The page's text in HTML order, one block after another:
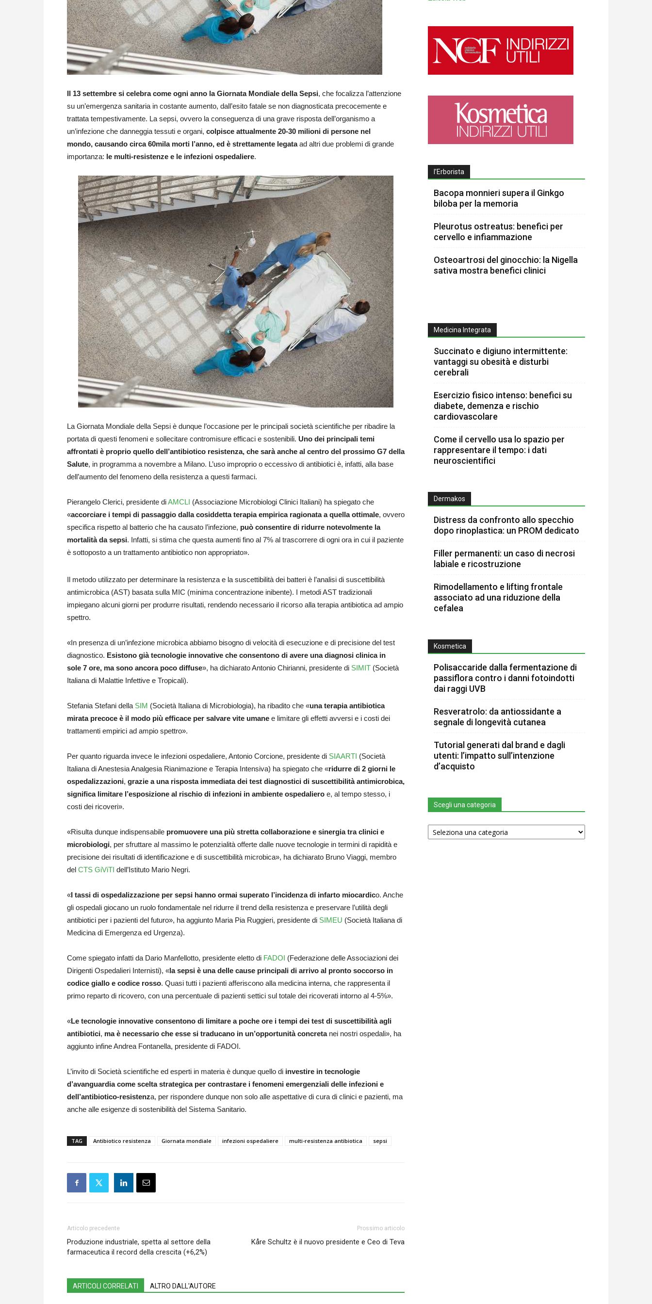
Il 13 settembre si celebra come ogni anno la Giornata Mondiale della Sepsi, che focalizza l’attenzione
su un’emergenza sanitaria in costante aumento, dall’esito fatale se non diagnosticata precocemente e
trattata tempestivamente. La sepsi, ovvero la conseguenza di una grave risposta dell’organismo a
un’infezione che danneggia tessuti e organi, colpisce attualmente 20-30 milioni di persone nel
mondo, causando circa 60mila morti l’anno, ed è strettamente legataad altri due problemi di grande
importanza: le multi-resistenze e le infezioni ospedaliere.
La Giornata Mondiale della Sepsi è dunque l’occasione per le principali società scientifiche per ribadire la
portata di questi fenomeni e sollecitare contromisure efficaci e sostenibili. Uno dei principali temi
affrontati è proprio quello dell’antibiotico resistenza, che sarà anche al centro del prossimo G7 della
Salute, in programma a novembre a Milano. L’uso improprio o eccessivo di antibiotici è, infatti, alla base
dell’aumento del fenomeno della resistenza a questi farmaci.
Pierangelo Clerici, presidente diAMCLI (Associazione Microbiologi Clinici Italiani) ha spiegato che
«accorciare i tempi di passaggio dalla cosiddetta terapia empirica ragionata a quella ottimale, ovvero
specifica rispetto al batterio che ha causato l’infezione, può consentire di ridurre notevolmente la
mortalità da sepsi. Infatti, si stima che questa aumenti fino al 7% al trascorrere di ogni ora in cui il paziente
è sottoposto a un trattamento antibiotico non appropriato».
Il metodo utilizzato per determinare la resistenza e la suscettibilità dei batteri è l’analisi di suscettibilità
antimicrobica (AST) basata sulla MIC (minima concentrazione inibente). I metodi AST tradizionali
impiegano alcuni giorni per produrre risultati, rendendo necessario il ricorso alla terapia antibiotica ad ampio
spettro.
«In presenza di un’infezione microbica abbiamo bisogno di velocità di esecuzione e di precisione del test
diagnostico. Esistono già tecnologie innovative che consentono di avere una diagnosi clinica in
sole 7 ore, ma sono ancora poco diffuse», ha dichiarato Antonio Chirianni, presidente di SIMIT (Società
Italiana di Malattie Infettive e Tropicali).
Stefania Stefani della SIM (Società Italiana di Microbiologia), ha ribadito che «una terapia antibiotica
mirata precoce è il modo più efficace per salvare vite umane e limitare gli effetti avversi e i costi dei
trattamenti empirici ad ampio spettro».
Per quanto riguarda invece le infezioni ospedaliere, Antonio Corcione, presidente di SIAARTI (Società
Italiana di Anestesia Analgesia Rianimazione e Terapia Intensiva) ha spiegato che «ridurre di 2 giorni le
ospedalizzazioni, grazie a una risposta immediata dei test diagnostici di suscettibilità antimicrobica,
significa limitare l’esposizione al rischio di infezioni in ambiente ospedaliero e, al tempo stesso, i
costi dei ricoveri».
«Risulta dunque indispensabile promuovere una più stretta collaborazione e sinergia tra clinici e
microbiologi, per sfruttare al massimo le potenzialità offerte dalle nuove tecnologie in termini di rapidità e
precisione dei risultati di identificazione e di suscettibilità microbica», ha dichiarato Bruno Viaggi, membro
del CTS GiViTI dell’Istituto Mario Negri.
«I tassi di ospedalizzazione per sepsi hanno ormai superato l’incidenza di infarto miocardico. Anche
gli ospedali giocano un ruolo fondamentale nel ridurre il trend della resistenza e preservare l’utilità degli
antibiotici per i pazienti del futuro», ha aggiunto Maria Pia Ruggieri, presidente di SIMEU (Società Italiana di
Medicina di Emergenza ed Urgenza).
Come spiegato infatti da Dario Manfellotto, presidente eletto di FADOI (Federazione delle Associazioni dei
Dirigenti Ospedalieri Internisti), «la sepsi è una delle cause principali di arrivo al pronto soccorso in
codice giallo e codice rosso. Quasi tutti i pazienti afferiscono alla medicina interna, che rappresenta il
primo reparto di ricovero, con una percentuale di pazienti settici sul totale dei ricoverati intorno al 4-5%».
«Le tecnologie innovative consentono di limitare a poche ore i tempi dei test di suscettibilità agli
antibiotici, ma è necessario che esse si traducano in un’opportunità concretanei nostri ospedali», ha
aggiunto infine Andrea Fontanella, presidente di FADOI.
L’invito di Società scientifiche ed esperti in materia è dunque quello di investire in tecnologie
d’avanguardia come scelta strategica per contrastare i fenomeni emergenziali delle infezioni e
dell’antibiotico-resistenza, per rispondere dunque non solo alle aspettative di cura di clinici e pazienti, ma
anche alle esigenze di sostenibilità del Sistema Sanitario.
TAG Antibiotico resistenza Giornata mondiale infezioni ospedaliere multi-resistenza antibiotica sepsi
Articolo precedente
Produzione industriale, spetta al settore della
farmaceutica il record della crescita (+6,2%)
Prossimo articolo
Kåre Schultz è il nuovo presidente e Ceo di Teva
ARTICOLI CORRELATI ALTRO DALL'AUTORE
l’Erborista
Bacopa monnieri supera il Ginkgo
biloba per la memoria
Pleurotus ostreatus: benefici per
cervello e infiammazione
Osteoartrosi del ginocchio: la Nigella
sativa mostra benefici clinici
Medicina Integrata
Succinato e digiuno intermittente:
vantaggi su obesità e disturbi
cerebrali
Esercizio fisico intenso: benefici su
diabete, demenza e rischio
cardiovascolare
Come il cervello usa lo spazio per
rappresentare il tempo: i dati
neuroscientifici
Dermakos
Distress da confronto allo specchio
dopo rinoplastica: un PROM dedicato
Filler permanenti: un caso di necrosi
labiale e ricostruzione
Rimodellamento e lifting frontale
associato ad una riduzione della
cefalea
Kosmetica
Polisaccaride dalla fermentazione di
passiflora contro i danni fotoindotti
dai raggi UVB
Resveratrolo: da antiossidante a
segnale di longevità cutanea
Tutorial generati dal brand e dagli
utenti: l’impatto sull’intenzione
d’acquisto
Scegli una categoria
Scegli
una